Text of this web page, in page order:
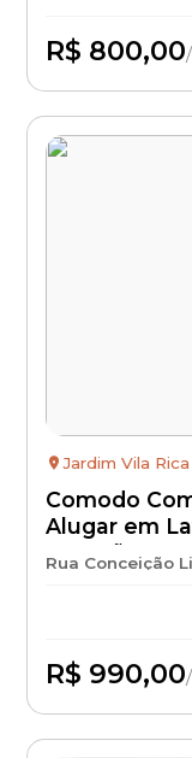
R$ 800,00
Jardim Vila
Comodo
Alugar em
Locação por
Excelente
Rua Conceição
R$ 990,00